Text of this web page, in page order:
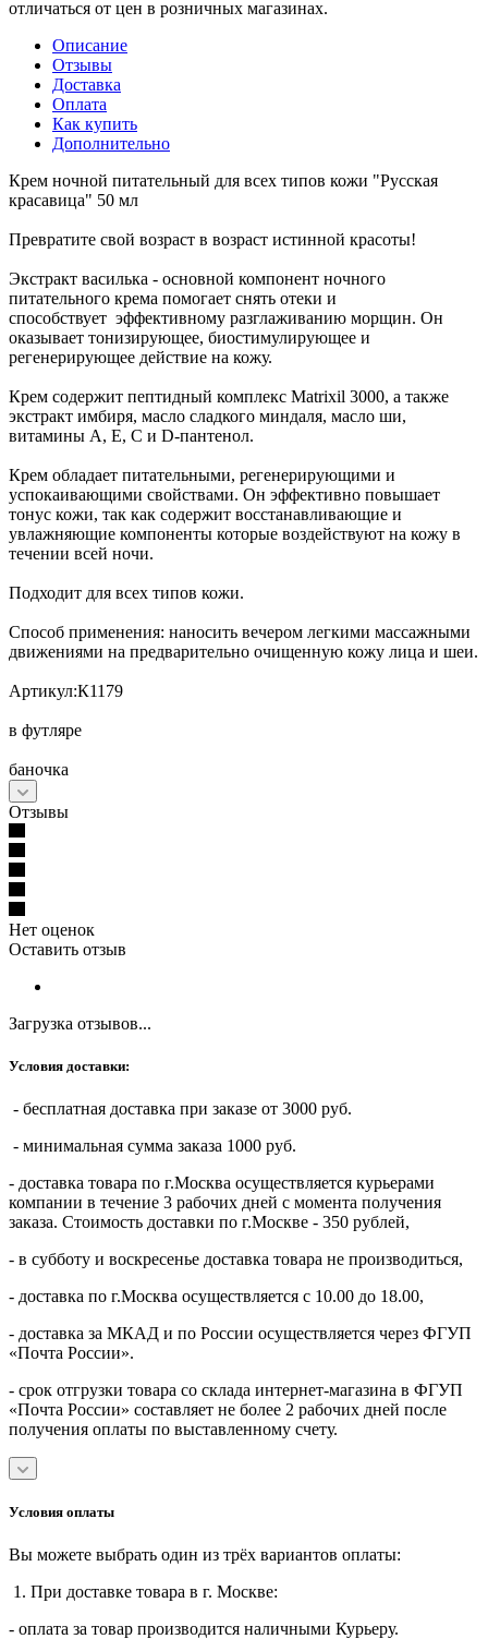
отличаться от цен в розничных магазинах.
Описание
Отзывы
Доставка
Оплата
Как купить
Дополнительно
Крем ночной питательный для всех типов кожи "Русская
красавица" 50 мл
Превратите свой возраст в возраст истинной красоты!
Экстракт василька - основной компонент ночного
питательного крема помогает снять отеки и
способствует эффективному разглаживанию морщин. Он
оказывает тонизирующее, биостимулирующее и
регенерирующее действие на кожу.
Крем содержит пептидный комплекс Matrixil 3000, а также
экстракт имбиря, масло сладкого миндаля, масло ши,
витамины A, E, C и D-пантенол.
Крем обладает питательными, регенерирующими и
успокаивающими свойствами. Он эффективно повышает
тонус кожи, так как содержит восстанавливающие и
увлажняющие компоненты которые воздействуют на кожу в
течении всей ночи.
Подходит для всех типов кожи.
Способ применения: наносить вечером легкими массажными
движениями на предварительно очищенную кожу лица и шеи.
Артикул:К1179
в футляре
баночка
Отзывы
Нет оценок
Оставить отзыв
Загрузка отзывов...
Условия доставки:
- бесплатная доставка при заказе от 3000 руб.
- минимальная сумма заказа 1000 руб.
- доставка товара по г.Москва осуществляется курьерами
компании в течение 3 рабочих дней с момента получения
заказа. Стоимость доставки по г.Москве - 350 рублей,
- в субботу и воскресенье доставка товара не производиться,
- доставка по г.Москва осуществляется с 10.00 до 18.00,
- доставка за МКАД и по России осуществляется через ФГУП
«Почта России».
- срок отгрузки товара со склада интернет-магазина в ФГУП
«Почта России» составляет не более 2 рабочих дней после
получения оплаты по выставленному счету.
Условия оплаты
Вы можете выбрать один из трёх вариантов оплаты:
1. При доставке товара в г. Москве:
- оплата за товар производится наличными Курьеру.